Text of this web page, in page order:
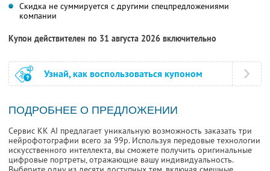
Скидка не суммируется с другими спецпредложениями
компании
Купон действителен по 31 августа 2026 включительно
Узнай, как воспользоваться купоном
ПОДРОБНЕЕ О ПРЕДЛОЖЕНИИ
Сервис KK AI предлагает уникальную возможность заказать три
нейрофотографии всего за 99р. Используя передовые технологии
искусственного интеллекта, вы сможете получить оригинальные
цифровые портреты, отражающие вашу индивидуальность.